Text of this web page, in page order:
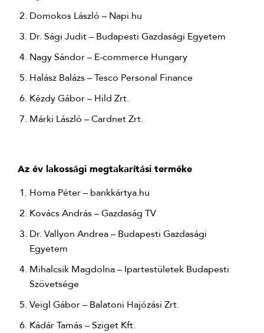
Domokos László – Napi.hu
Dr. Sági Judit – Budapesti Gazdasági Egyetem
Nagy Sándor – E-commerce Hungary
Halász Balázs – Tesco Personal Finance
Kézdy Gábor – Hild Zrt.
Márki László – Cardnet Zrt.
Az év lakossági megtakarítási terméke
Homa Péter – bankkártya.hu
Kovács András – Gazdaság TV
Dr. Vallyon Andrea – Budapesti Gazdasági
Egyetem
Mihalcsik Magdolna – Ipartestületek Budapesti
Szövetsége
Veigl Gábor – Balatoni Hajózási Zrt.
Kádár Tamás – Sziget Kft.